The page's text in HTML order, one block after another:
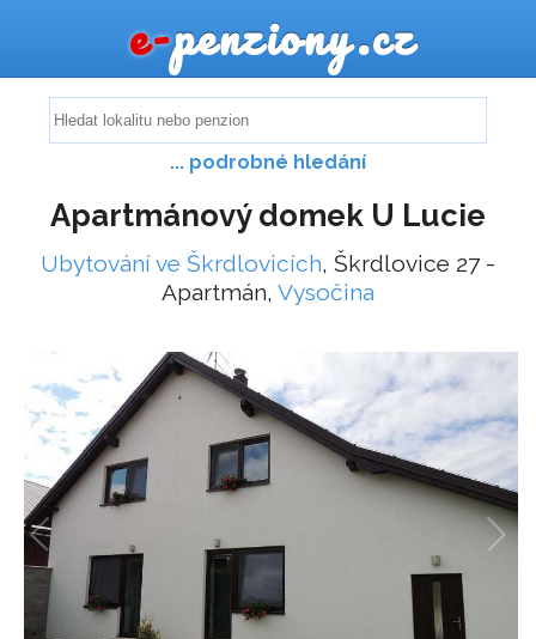
e-penziony.cz
... podrobné hledání
Apartmánový domek U Lucie
Ubytování ve Škrdlovicích, Škrdlovice 27 -
Apartmán, Vysočina